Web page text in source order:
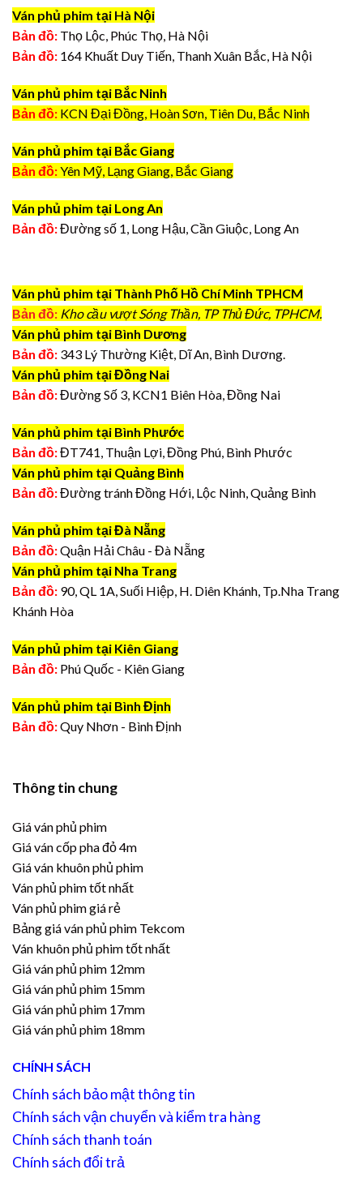
Ván phủ phim tại Hà Nội
Bản đồ: Thọ Lộc, Phúc Thọ, Hà Nội
Bản đồ: 164 Khuất Duy Tiến, Thanh Xuân Bắc, Hà Nội
Ván phủ phim tại Bắc Ninh
Bản đồ: KCN Đại Đồng, Hoàn Sơn, Tiên Du, Bắc Ninh
Ván phủ phim tại Bắc Giang
Bản đồ:Yên Mỹ, Lạng Giang, Bắc Giang
Ván phủ phim tại Long An
Bản đồ:Đường số 1, Long Hậu, Cần Giuộc, Long An
Ván phủ phim tại Thành Phố Hồ Chí Minh TPHCM
Bản đồ: Kho cầu vượt Sóng Thần, TP Thủ Đức, TPHCM.
Ván phủ phim tại Bình Dương
Bản đồ: 343 Lý Thường Kiệt, Dĩ An, Bình Dương.
Ván phủ phim tại Đồng Nai
Bản đồ:Đường Số 3, KCN1 Biên Hòa, Đồng Nai
Ván phủ phim tại Bình Phước
Bản đồ:ĐT741, Thuận Lợi, Đồng Phú, Bình Phước
Ván phủ phim tại Quảng Bình
Bản đồ:Đường tránh Đồng Hới, Lộc Ninh, Quảng Bình
Ván phủ phim tại Đà Nẵng
Bản đồ:Quận Hải Châu - Đà Nẵng
Ván phủ phim tại Nha Trang
Bản đồ: 90, QL 1A, Suối Hiệp, H. Diên Khánh, Tp.Nha Trang
Khánh Hòa
Ván phủ phim tại Kiên Giang
Bản đồ: Phú Quốc - Kiên Giang
Ván phủ phim tại Bình Định
Bản đồ:Quy Nhơn - Bình Định
Thông tin chung
Giá ván phủ phim
Giá ván cốp pha đỏ 4m
Giá ván khuôn phủ phim
Ván phủ phim tốt nhất
Ván phủ phim giá rẻ
Bảng giá ván phủ phim Tekcom
Ván khuôn phủ phim tốt nhất
Giá ván phủ phim 12mm
Giá ván phủ phim 15mm
Giá ván phủ phim 17mm
Giá ván phủ phim 18mm
CHÍNH SÁCH
Chính sách bảo mật thông tin
Chính sách vận chuyển và kiểm tra hàng
Chính sách thanh toán
Chính sách đổi trả